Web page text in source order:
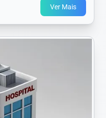
Ver Mais